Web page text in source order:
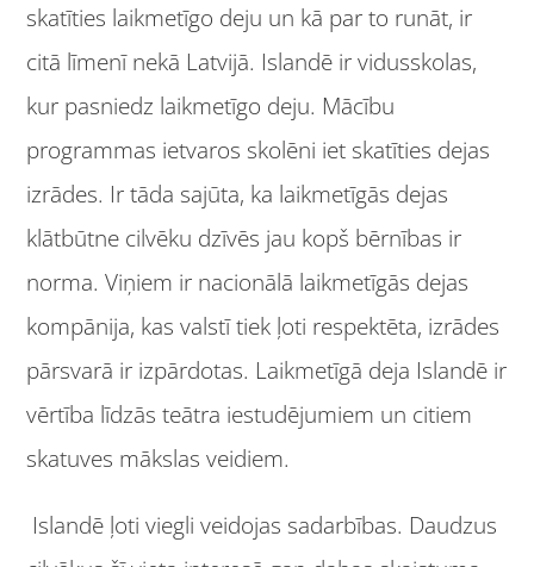
skatīties laikmetīgo deju un kā par to runāt, ir
citā līmenī nekā Latvijā. Islandē ir vidusskolas,
kur pasniedz laikmetīgo deju. Mācību
programmas ietvaros skolēni iet skatīties dejas
izrādes. Ir tāda sajūta, ka laikmetīgās dejas
klātbūtne cilvēku dzīvēs jau kopš bērnības ir
norma. Viņiem ir nacionālā laikmetīgās dejas
kompānija, kas valstī tiek ļoti respektēta, izrādes
pārsvarā ir izpārdotas. Laikmetīgā deja Islandē ir
vērtība līdzās teātra iestudējumiem un citiem
skatuves mākslas veidiem.
Islandē ļoti viegli veidojas sadarbības. Daudzus